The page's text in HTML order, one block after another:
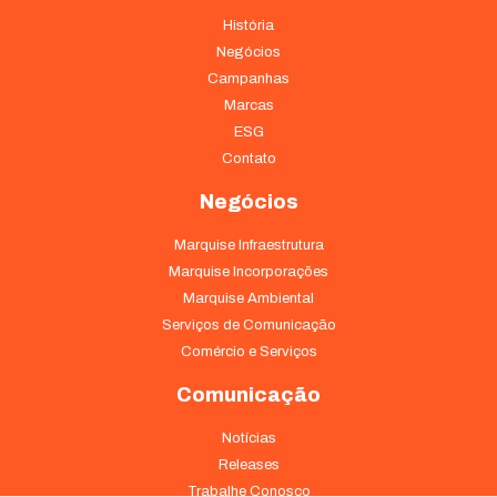
História
Negócios
Campanhas
Marcas
ESG
Contato
Negócios
Marquise Infraestrutura
Marquise Incorporações
Marquise Ambiental
Serviços de Comunicação
Comércio e Serviços
Comunicação
Notícias
Releases
Trabalhe Conosco